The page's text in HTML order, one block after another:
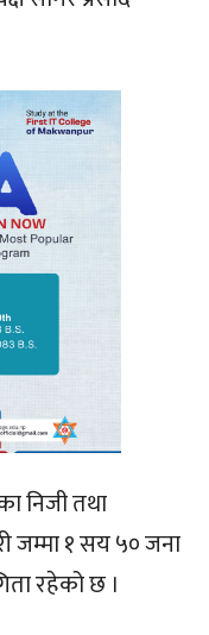
निजी तथा
जम्मा १ सय ५० जना
रहेको छ ।